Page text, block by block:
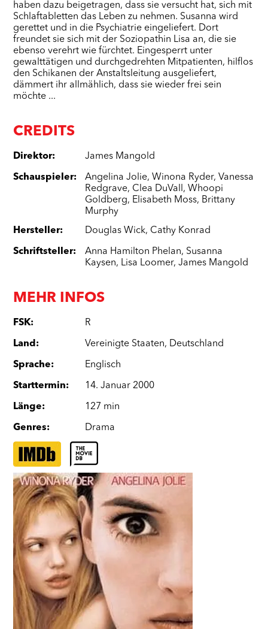
haben dazu beigetragen, dass sie versucht hat, sich mit
Schlaftabletten das Leben zu nehmen. Susanna wird
gerettet und in die Psychiatrie eingeliefert. Dort
freundet sie sich mit der Soziopathin Lisa an, die sie
ebenso verehrt wie fürchtet. Eingesperrt unter
gewalttätigen und durchgedrehten Mitpatienten, hilflos
den Schikanen der Anstaltsleitung ausgeliefert,
dämmert ihr allmählich, dass sie wieder frei sein
möchte ...
CREDITS
Direktor: James Mangold
Schauspieler: Angelina Jolie, Winona Ryder, Vanessa
Redgrave, Clea DuVall, Whoopi
Goldberg, Elisabeth Moss, Brittany
Murphy
Hersteller: Douglas Wick, Cathy Konrad
Schriftsteller: Anna Hamilton Phelan, Susanna
Kaysen, Lisa Loomer,James Mangold
MEHR INFOS
FSK: R
Land: Vereinigte Staaten, Deutschland
Sprache: Englisch
Starttermin: 14. Januar 2000
Länge: 127 min
Genres: Drama